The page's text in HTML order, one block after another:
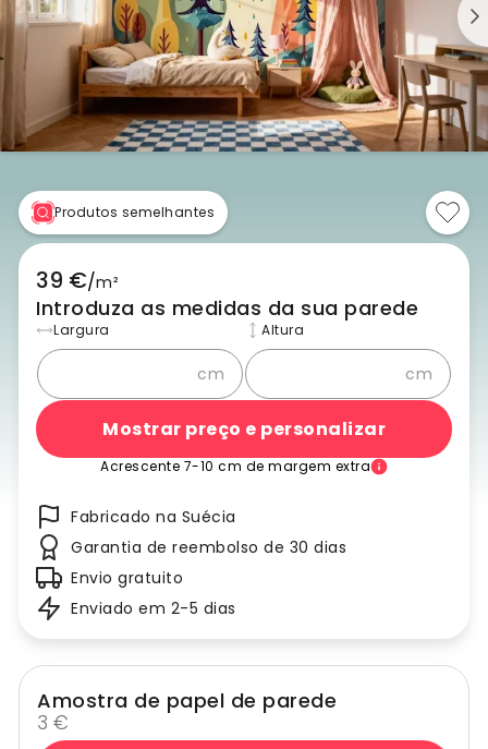
Produtos semelhantes
39 €/m²
Introduza as medidas da sua parede
Largura
cm
Altura
cm
Mostrar preço e personalizar
Acrescente 7-10 cm de margem extra
Fabricado na Suécia
Garantia de reembolso de 30 dias
Envio gratuito
Enviado em 2-5 dias
Amostra de papel de parede
3 €